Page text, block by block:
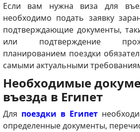
Если вам нужна виза для
необходимо подать заявку
подтверждающие документы,
или подтверждение
планированием поездки
самыми актуальными
Необходимые
въезда в Египет
Для поездки в Египет
определенные документы,